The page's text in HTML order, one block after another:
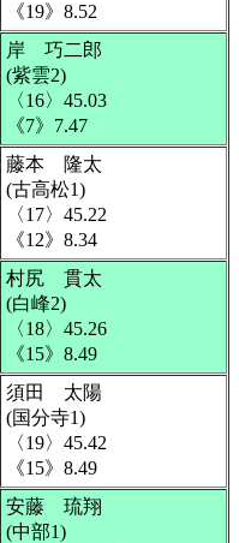
《19》8.52
岸 巧二郎
(紫雲2)
〈16〉45.03
《7》7.47
藤本 隆太
(古高松1)
〈17〉45.22
《12》8.34
村尻 貫太
(白峰2)
〈18〉45.26
《15》8.49
須田 太陽
(国分寺1)
〈19〉45.42
《15》8.49
安藤 琉翔
(中部1)